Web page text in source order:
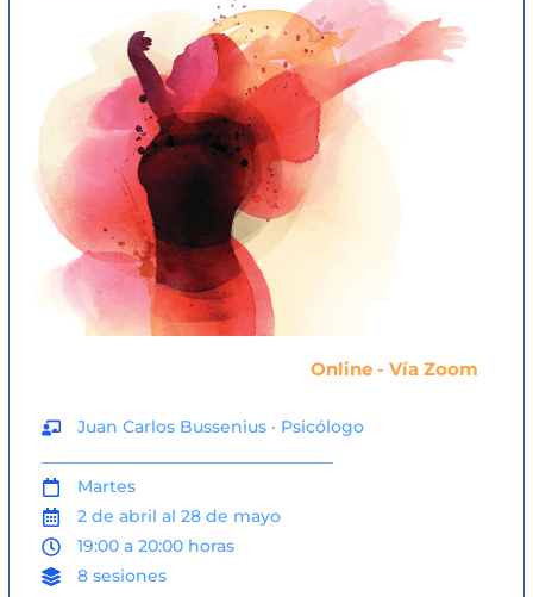
Online - Vía Zoom
Juan Carlos Bussenius · Psicólogo
Martes
2 de abril al 28 de mayo
19:00 a 20:00 horas
8 sesiones